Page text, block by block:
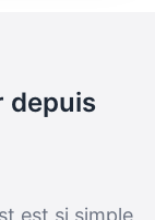
depuis